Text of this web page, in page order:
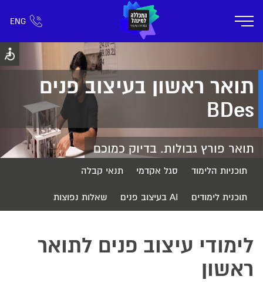
ENG
חפש כל דבר רישום ומידע אזור אישי
אודות תוכניות הלימוד קמפוס דימונה חיי
תואר ראשון בעיצוב פנים
BDes
תואר פורץ גבולות. בדיוק כמוכם
תוכניות הלימוד סגל אקדמי תנאי קבלה
תוכנית לימודים AI בעיצוב פנים שאלות נפוצות
לימודי עיצוב פנים לתואר
ראשון